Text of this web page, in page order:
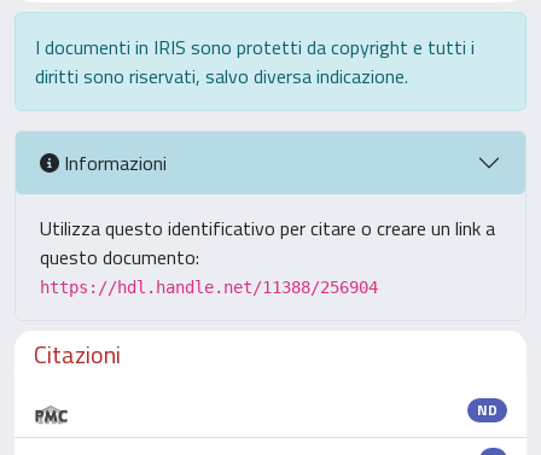
I documenti in IRIS sono protetti da copyright e tutti i
diritti sono riservati, salvo diversa indicazione.
Informazioni
Utilizza questo identificativo per citare o creare un link a
questo documento:
https://hdl.handle.net/11388/256904
Citazioni
ND